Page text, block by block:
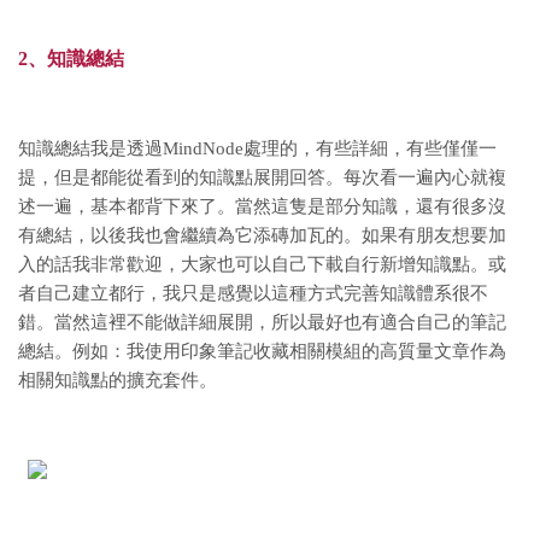
2、知識總結
知識總結我是透過MindNode處理的，有些詳細，有些僅僅一
提，但是都能從看到的知識點展開回答。每次看一遍內心就複
述一遍，基本都背下來了。當然這隻是部分知識，還有很多沒
有總結，以後我也會繼續為它添磚加瓦的。如果有朋友想要加
入的話我非常歡迎，大家也可以自己下載自行新增知識點。或
者自己建立都行，我只是感覺以這種方式完善知識體系很不
錯。當然這裡不能做詳細展開，所以最好也有適合自己的筆記
總結。例如：我使用印象筆記收藏相關模組的高質量文章作為
相關知識點的擴充套件。